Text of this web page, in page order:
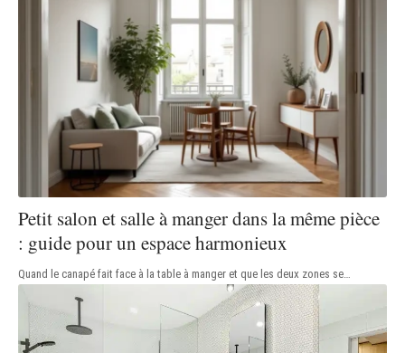
Petit salon et salle à manger dans la même pièce
: guide pour un espace harmonieux
Quand le canapé fait face à la table à manger et que les deux zones se…